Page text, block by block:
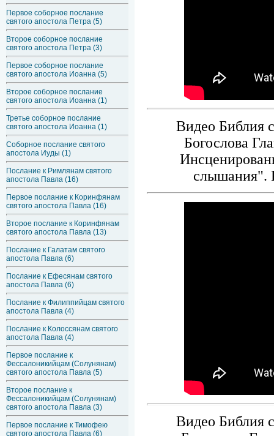
Первое соборное послание
святого апостола Петра (5)
Второе соборное послание
святого апостола Петра (3)
Первое соборное послание
святого апостола Иоанна (5)
Второе соборное послание
святого апостола Иоанна (1)
Третье соборное послание
святого апостола Иоанна (1)
Соборное послание святого
апостола Иуды (1)
Послание к Римлянам святого
апостола Павла (16)
Первое послание к Коринфянам
святого апостола Павла (16)
Второе послание к Коринфянам
святого апостола Павла (13)
Послание к Галатам святого
апостола Павла (6)
Послание к Ефесянам святого
апостола Павла (6)
Послание к Филиппийцам святого
апостола Павла (4)
Послание к Колоссянам святого
апостола Павла (4)
Первое послание к
Фессалоникийцам (Солунянам)
святого апостола Павла (5)
Второе послание к
Фессалоникийцам (Солунянам)
святого апостола Павла (3)
Первое послание к Тимофею
святого апостола Павла (6)
Видео Библия
Богослова
слышания".
Видео Библия